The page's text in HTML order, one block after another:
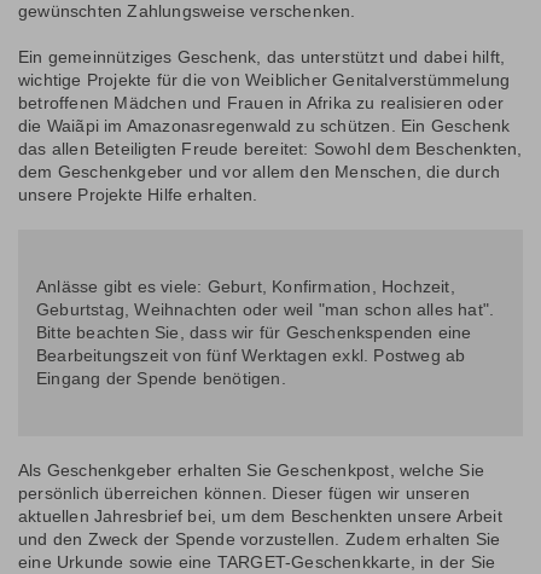
gewünschten Zahlungsweise verschenken.
Ein gemeinnütziges Geschenk, das unterstützt und dabei hilft,
wichtige Projekte für die von Weiblicher Genitalverstümmelung
betroffenen Mädchen und Frauen in Afrika zu realisieren oder
die Waiãpi im Amazonasregenwald zu schützen. Ein Geschenk
das allen Beteiligten Freude bereitet: Sowohl dem Beschenkten,
dem Geschenkgeber und vor allem den Menschen, die durch
unsere Projekte Hilfe erhalten.
Anlässe gibt es viele: Geburt, Konfirmation, Hochzeit,
Geburtstag, Weihnachten oder weil "man schon alles hat".
Bitte beachten Sie, dass wir für Geschenkspenden eine
Bearbeitungszeit von fünf Werktagen exkl. Postweg ab
Eingang der Spende benötigen.
Als Geschenkgeber erhalten Sie Geschenkpost, welche Sie
persönlich überreichen können. Dieser fügen wir unseren
aktuellen Jahresbrief bei, um dem Beschenkten unsere Arbeit
und den Zweck der Spende vorzustellen. Zudem erhalten Sie
eine Urkunde sowie eine TARGET-Geschenkkarte, in der Sie